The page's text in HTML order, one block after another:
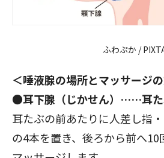
ふわぷか /
＜唾液腺の場所とマッサージ
●耳下腺（じかせん）……耳た
耳たぶの前あたりに人差し指
の4本を置き、後ろから前へ10